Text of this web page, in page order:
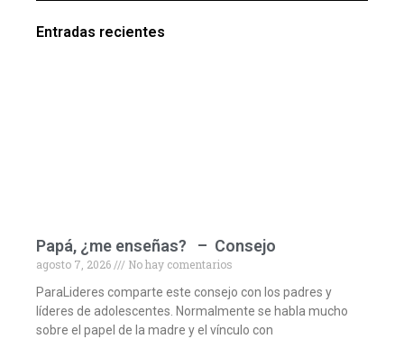
Entradas recientes
Papá, ¿me enseñas? – Consejo
agosto 7, 2026
No hay comentarios
ParaLideres comparte este consejo con los padres y
líderes de adolescentes. Normalmente se habla mucho
sobre el papel de la madre y el vínculo con